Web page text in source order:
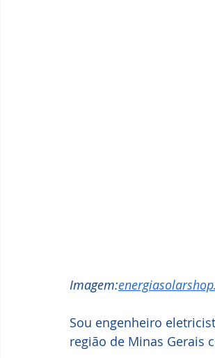
Imagem:
Sou engenheiro
região de Minas Gerais